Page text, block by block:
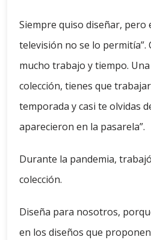
Siempre quiso diseñar, pero
televisión no se lo permitía”.
mucho trabajo y tiempo.
colección, tienes que
temporada y casi te olvidas
aparecieron en la pasarela”.
Durante la pandemia,
colección.
Diseña para nosotros,
en los diseños que